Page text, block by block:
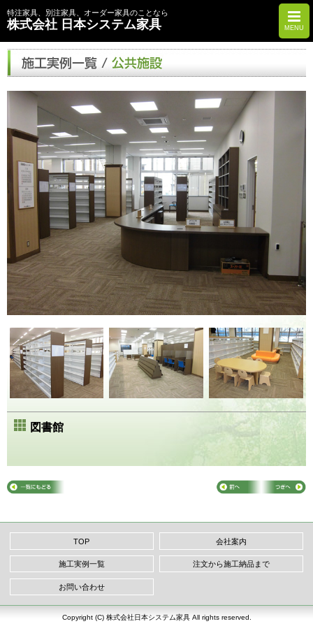
特注家具、別注家具、オーダー家具のことなら
株式会社 日本システム家具 MENU
図書館
TOP 会社案内
施工実例一覧 注文から施工納品まで
お問い合わせ
Copyright (C) 株式会社日本システム家具 All rights reserved.